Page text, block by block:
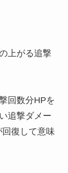
上がる追撃
回数分HPを
追撃ダメー
復して意味